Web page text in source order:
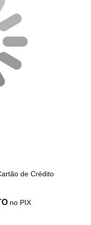
de Crédito
no PIX